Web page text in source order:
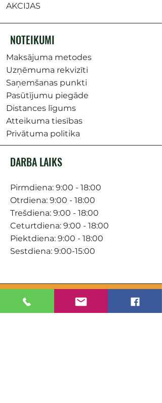
AKCIJAS
NOTEIKUMI
Maksājuma metodes
Uzņēmuma rekvizīti
Saņemšanas punkti
Pasūtījumu piegāde
Distances līgums
Atteikuma tiesības
Privātuma politika
DARBA LAIKS
Pirmdiena: 9:00 - 18:00
Otrdiena: 9:00 - 18:00
Trešdiena: 9:00 - 18:00
Ceturtdiena: 9:00 - 18:00
Piektdiena: 9:00 - 18:00
Sestdiena: 9:00-15:00
KONTAKTI